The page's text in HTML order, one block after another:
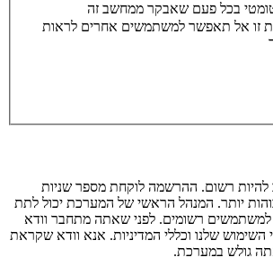
בכל פעם שאבקר ממחשב זה
זו אל תאפשר למשתמשים אחרים לראות
להיות רשום. ההרשמה לוקחת מספר שניות
יותר. המנהל הראשי של המערכת יכול לתת
למשתמשים רשומים. לפני שאתה מתחבר וודא
שלנו וכללי המדיניות. אנא וודא שקראת
גולש במערכת.